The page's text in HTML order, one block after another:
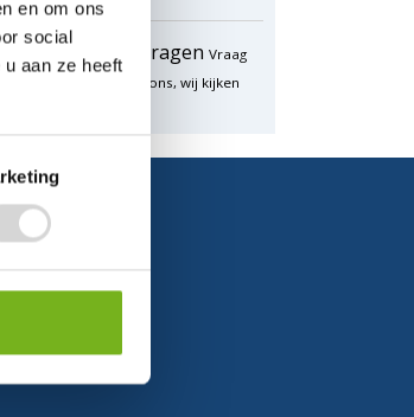
en om ons
social
aan ze heeft
Offerte aanvragen Vraag
speciale prijs op bij ons, wij kijken
korting